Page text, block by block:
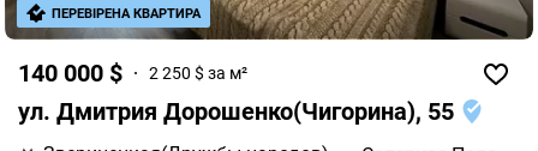
140 000 $ 2 250 $ за м²
ул. Дмитрия Дорошенко(Чигорина), 55
ПЕРЕВІРЕНА КВАРТИРА